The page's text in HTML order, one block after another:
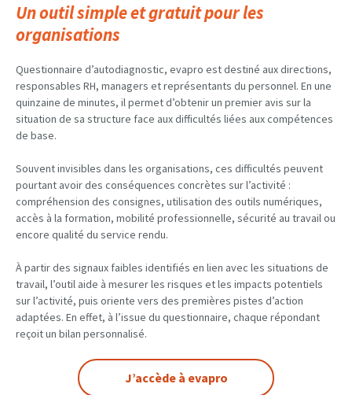
Un outil simple et gratuit pour les
organisations
Questionnaire d’autodiagnostic, evapro est destiné aux directions,
responsables RH, managers et représentants du personnel. En une
quinzaine de minutes, il permet d’obtenir un premier avis sur la
situation de sa structure face aux difficultés liées aux compétences
de base.
Souvent invisibles dans les organisations, ces difficultés peuvent
pourtant avoir des conséquences concrètes sur l’activité :
compréhension des consignes, utilisation des outils numériques,
accès à la formation, mobilité professionnelle, sécurité au travail ou
encore qualité du service rendu.
À partir des signaux faibles identifiés en lien avec les situations de
travail, l’outil aide à mesurer les risques et les impacts potentiels
sur l’activité, puis oriente vers des premières pistes d’action
adaptées. En effet, à l’issue du questionnaire, chaque répondant
reçoit un bilan personnalisé.
J’accède à evapro